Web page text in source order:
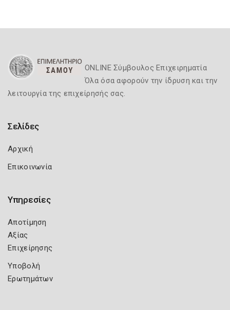
ONLINE Σύμβουλος Επιχειρηματία
Όλα όσα αφορούν την ίδρυση και την
λειτουργία της επιχείρησής σας.
Σελίδες
Αρχική
Επικοινωνία
Υπηρεσίες
Αποτίμηση
Αξίας
Επιχείρησης
Υποβολή
Ερωτημάτων